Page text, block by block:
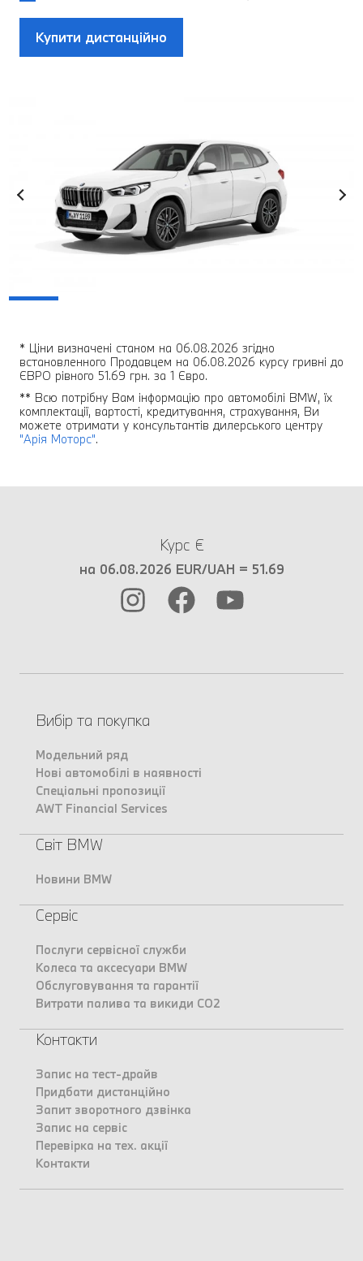
Купити дистанційно
* Ціни визначені станом на 06.08.2026 згідно
встановленного Продавцем на 06.08.2026 курсу гривні до
ЄВРО рівного 51.69 грн. за 1 Євро.
** Всю потрібну Вам інформацію про автомобілі BMW, їх
комплектації, вартості, кредитування, страхування, Ви
можете отримати у консультантів дилерського центру
"Арія Моторс".
Курс €
на 06.08.2026 EUR/UAH = 51.69
Вибір та покупка
Модельний ряд
Нові автомобілі в наявності
Спеціальні пропозиції
AWT Financial Services
Світ BMW
Новини BMW
Сервіс
Послуги сервісної служби
Колеса та аксесуари BMW
Обслуговування та гарантії
Витрати палива та викиди CO2
Контакти
Запис на тест-драйв
Придбати дистанційно
Запит зворотного дзвінка
Запис на сервіс
Перевірка на тех. акції
Контакти